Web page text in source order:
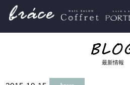
最新情報